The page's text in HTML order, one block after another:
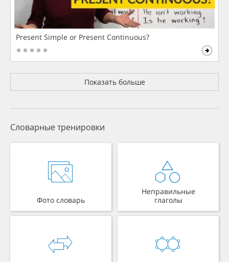
Present Simple or Present Continuous?
Показать больше
Словарные тренировки
Фото словарь
Неправильные
глаголы